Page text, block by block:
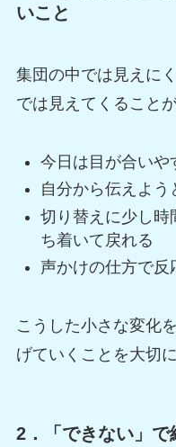
いこと
集団の中では見えに
では見えてくること
今日は目が合いや
自分から伝えよう
切り替えに少し時
ち着いて戻れる
声かけの仕方で反
こうした小さな変化
げていくことを大切
2．「できない」